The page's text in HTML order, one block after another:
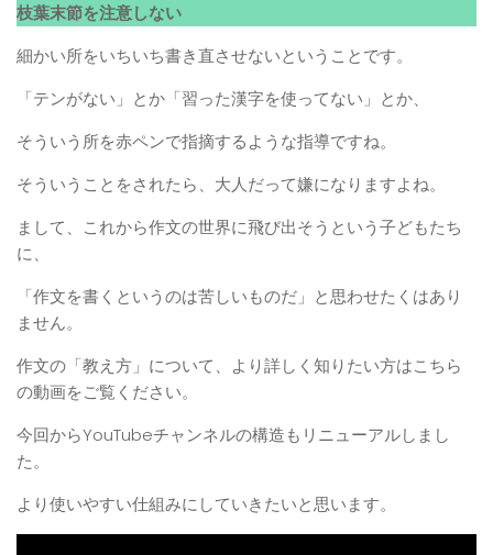
枝葉末節を注意しない
細かい所をいちいち書き直させないということです。
「テンがない」とか「習った漢字を使ってない」とか、
そういう所を赤ペンで指摘するような指導ですね。
そういうことをされたら、大人だって嫌になりますよね。
まして、これから作文の世界に飛び出そうという子どもたち
に、
「作文を書くというのは苦しいものだ」と思わせたくはあり
ません。
作文の「教え方」について、より詳しく知りたい方はこちら
の動画をご覧ください。
今回からYouTubeチャンネルの構造もリニューアルしまし
た。
より使いやすい仕組みにしていきたいと思います。